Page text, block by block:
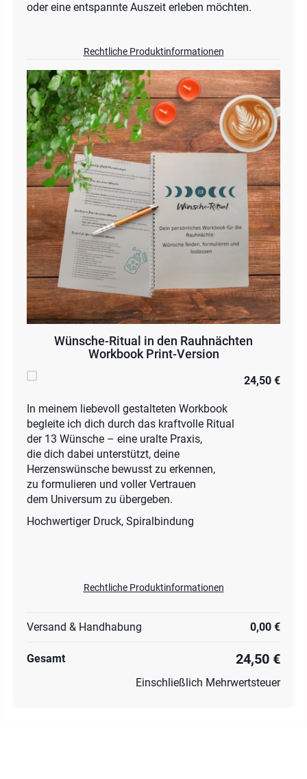
oder eine entspannte Auszeit erleben möchten.
Rechtliche Produktinformationen
Wünsche-Ritual in den Rauhnächten
Workbook Print-Version
24,50 €
In meinem liebevoll gestalteten Workbook
begleite ich dich durch das kraftvolle Ritual
der 13 Wünsche – eine uralte Praxis,
die dich dabei unterstützt, deine
Herzenswünsche bewusst zu erkennen,
zu formulieren und voller Vertrauen
dem Universum zu übergeben.
Hochwertiger Druck, Spiralbindung
Rechtliche Produktinformationen
Versand & Handhabung 0,00 €
Gesamt 24,50 €
Einschließlich Mehrwertsteuer